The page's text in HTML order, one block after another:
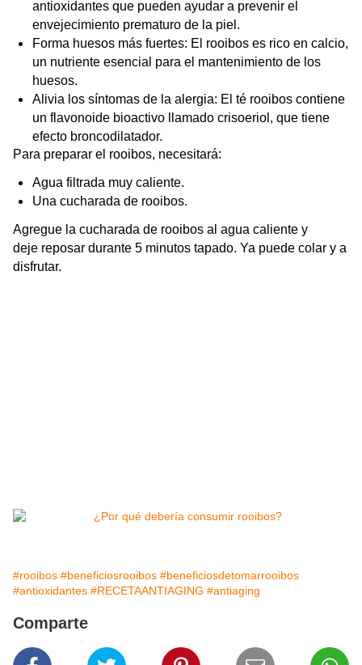
antioxidantes que pueden ayudar a prevenir el
envejecimiento prematuro de la piel.
Forma huesos más fuertes: El rooibos es rico en calcio,
un nutriente esencial para el mantenimiento de los
huesos.
Alivia los síntomas de la alergia: El té rooibos contiene
un flavonoide bioactivo llamado crisoeriol, que tiene
efecto broncodilatador.
Para preparar el rooibos, necesitará:
Agua filtrada muy caliente.
Una cucharada de rooibos.
Agregue la cucharada de rooibos al agua caliente y
deje reposar durante 5 minutos tapado. Ya puede colar y a
disfrutar.
#rooibos #beneficiosrooibos #beneficiosdetomarrooibos
#antioxidantes #RECETAANTIAGING #antiaging
Comparte